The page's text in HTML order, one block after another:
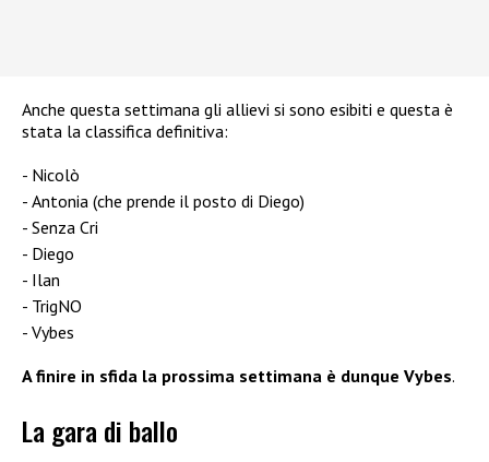
Anche questa settimana gli allievi si sono esibiti e questa è
stata la classifica definitiva:
Nicolò
Antonia (che prende il posto di Diego)
Senza Cri
Diego
Ilan
TrigNO
Vybes
A finire in sfida la prossima settimana è dunque Vybes.
La gara di ballo